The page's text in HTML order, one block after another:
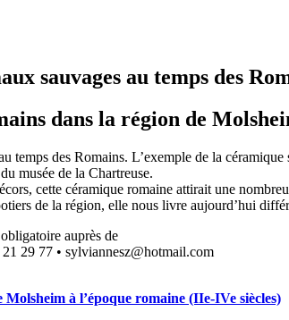
sauvages au temps des
dans la région de
temps des Romains. L’exemple de la
musée de la Chartreuse.
cette céramique romaine attirait une
de la région, elle nous livre aujourd’hui
auprès de
29 77 • sylviannesz@hotmail.com
à l’époque romaine (IIe-IVe siècles)